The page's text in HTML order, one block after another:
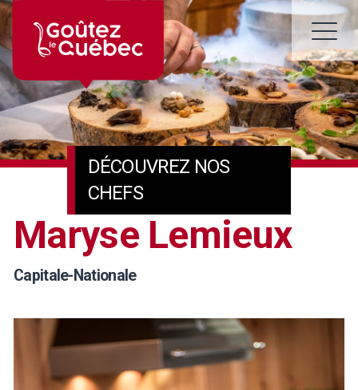
Skip
to
content
DÉCOUVREZ NOS
CHEFS
Maryse Lemieux
Capitale-Nationale